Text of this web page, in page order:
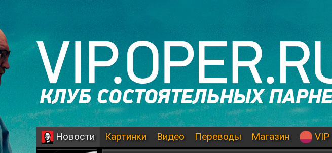
Новости Картинки Видео Переводы Магазин VIP